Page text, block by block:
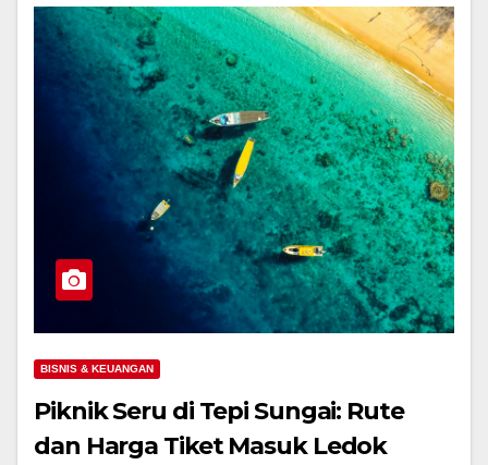
BISNIS & KEUANGAN
Piknik Seru di Tepi Sungai: Rute
dan Harga Tiket Masuk Ledok